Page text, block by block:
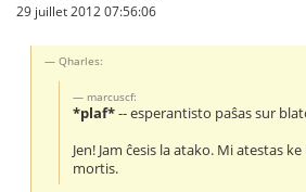
29 juillet 2012 07:56:06
Qharles:
marcuscf:
*plaf*-- esperantisto paŝas sur
Jen! Jam ĉesis la atako. Mi atestas
mortis.